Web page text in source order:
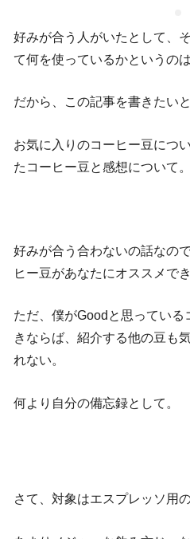
好みが合う人がいたとして、
て何を使っているかというの
だから、この記事を書きたいと
お気に入りのコーヒー豆につ
たコーヒー豆と感想について。
好みが合う合わないの話なの
ヒー豆があなたにオススメで
ただ、僕がGoodと思ってい
きならば、紹介する他の豆も
れない。
何より自分の備忘録として。
さて、対象はエスプレッソ用